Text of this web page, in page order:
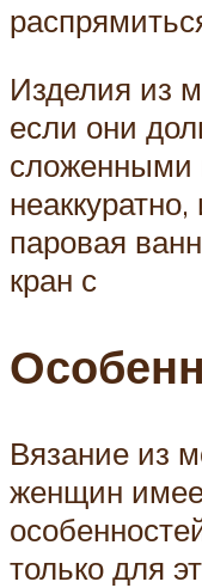
Изделия из
если они
сложенными
паровая
кран с
Вязание из
женщин
только для